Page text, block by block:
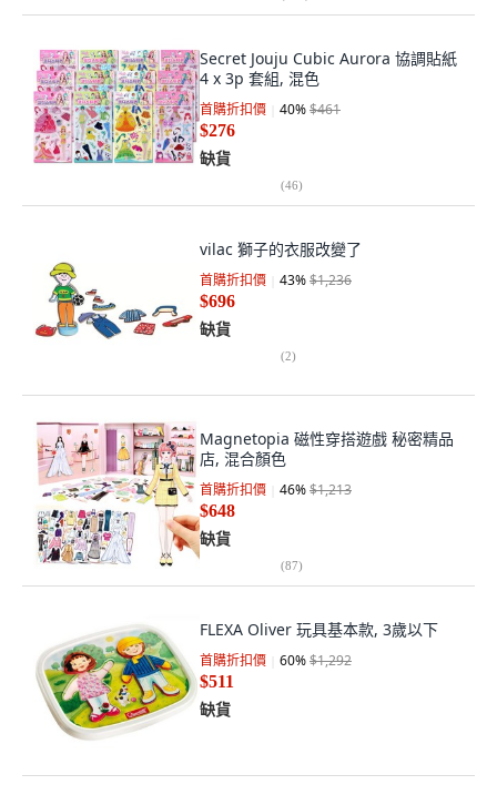
Secret Jouju Cubic Aurora 協調貼紙
4 x 3p 套組, 混色
首購折扣價 40%$461
$276
缺貨
(46)
vilac 獅子的衣服改變了
首購折扣價 43%$1,236
$696
缺貨
(2)
Magnetopia 磁性穿搭遊戲 秘密精品
店, 混合顏色
首購折扣價 46%$1,213
$648
缺貨
(87)
FLEXA Oliver 玩具基本款, 3歲以下
首購折扣價 60%$1,292
$511
缺貨